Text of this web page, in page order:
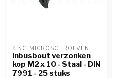
KING MICROSCHROEVEN
Inbusbout verzonken
kop M2 x 10 - Staal - DIN
7991 - 25 stuks